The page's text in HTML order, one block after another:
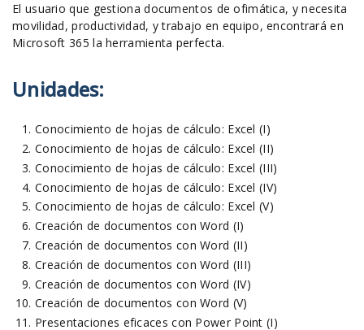
El usuario que gestiona documentos de ofimática, y necesita
movilidad, productividad, y trabajo en equipo, encontrará en
Microsoft 365 la herramienta perfecta.
Unidades:
Conocimiento de hojas de cálculo: Excel (I)
Conocimiento de hojas de cálculo: Excel (II)
Conocimiento de hojas de cálculo: Excel (III)
Conocimiento de hojas de cálculo: Excel (IV)
Conocimiento de hojas de cálculo: Excel (V)
Creación de documentos con Word (I)
Creación de documentos con Word (II)
Creación de documentos con Word (III)
Creación de documentos con Word (IV)
Creación de documentos con Word (V)
Presentaciones eficaces con Power Point (I)